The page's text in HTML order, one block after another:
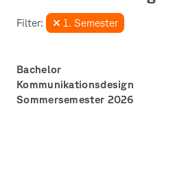
Filter: 1. Semester
Bachelor
Kommunikationsdesign
Sommersemester 2026